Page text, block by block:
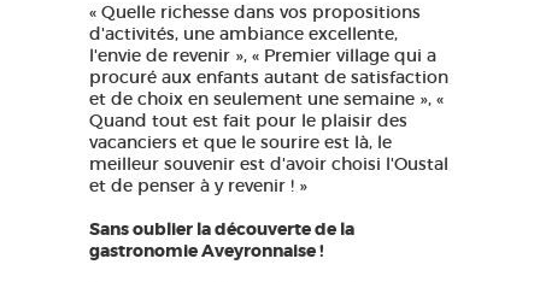
« Quelle richesse dans vos propositions
d'activités, une ambiance excellente,
l'envie de revenir », « Premier village qui a
procuré aux enfants autant de satisfaction
et de choix en seulement une semaine », «
Quand tout est fait pour le plaisir des
vacanciers et que le sourire est là, le
meilleur souvenir est d'avoir choisi l'Oustal
et de penser à y revenir ! »
Sans oublier la découverte de la
gastronomie Aveyronnaise !